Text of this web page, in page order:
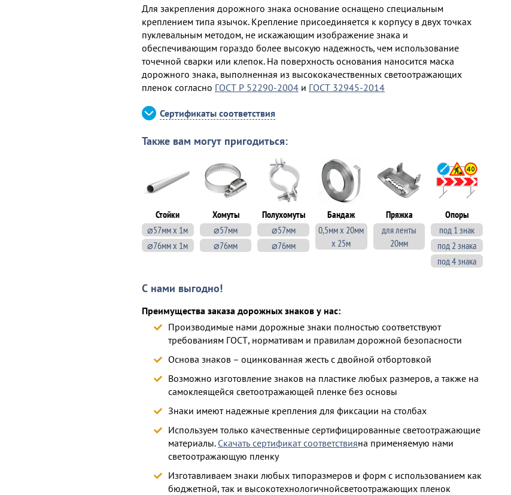
Для закрепления дорожного знака основание оснащено специальным
креплением типа язычок. Крепление присоединяется к корпусу в двух точках
пуклевальным методом, не искажающим изображение знака и
обеспечивающим гораздо более высокую надежность, чем использование
точечной сварки или клепок. На поверхность основания наносится маска
дорожного знака, выполненная из высококачественных светоотражающих
пленок согласно ГОСТ Р 52290-2004 и ГОСТ 32945-2014
Сертификаты соответствия
Также вам могут пригодиться:
Стойки
⌀57мм х 1м
⌀76мм х 1м
Хомуты
⌀57мм
⌀76мм
Полухомуты
⌀57мм
⌀76мм
Бандаж
0,5мм х 20мм
х 25м
Пряжка
для ленты
20мм
Опоры
под 1 знак
под 2 знака
под 4 знака
С нами выгодно!
Преимущества заказа дорожных знаков у нас:
Производимые нами дорожные знаки полностью соответствуют
требованиям ГОСТ, нормативам и правилам дорожной безопасности
Основа знаков – оцинкованная жесть с двойной отбортовкой
Возможно изготовление знаков на пластике любых размеров, а также на
самоклеящейся светоотражающей пленке без основы
Знаки имеют надежные крепления для фиксации на столбах
Используем только качественные сертифицированные светоотражающие
материалы. Скачать сертификат соответствияна применяемую нами
светоотражающую пленку
Изготавливаем знаки любых типоразмеров и форм с использованием как
бюджетной, так и высокотехнологичнойсветоотражающих пленок